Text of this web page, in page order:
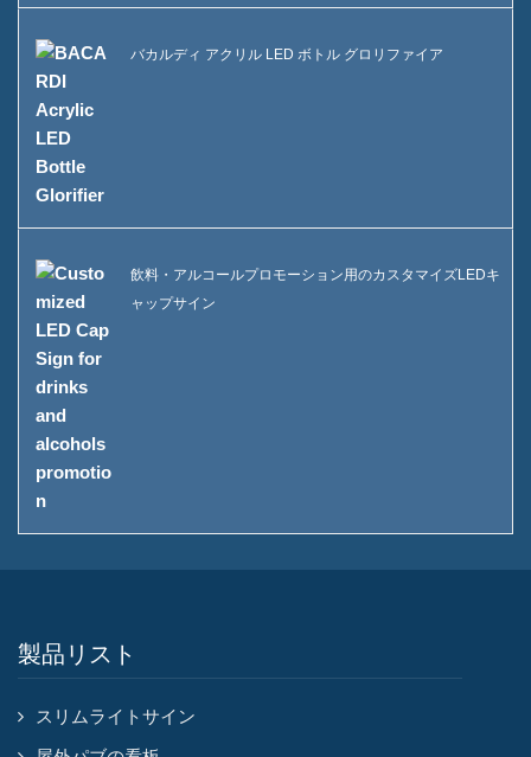
バカルディ アクリル LED ボトル グロリファイア
飲料・アルコールプロモーション用のカスタマイズLEDキ
ャップサイン
製品リスト
スリムライトサイン